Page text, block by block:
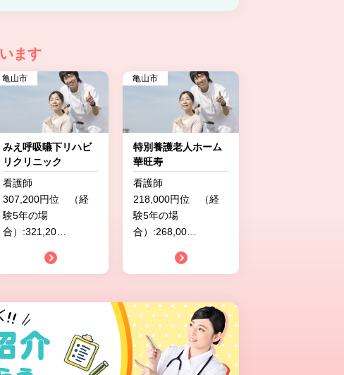
ます
亀山市
みえ呼吸嚥下リハビ
リクリニック
看護師
307,200円位 （経
験5年の場
合）:321,20
亀山市
特別養護老人ホーム
華旺寿
看護師
218,000円位 （経
験5年の場
合）:268,00